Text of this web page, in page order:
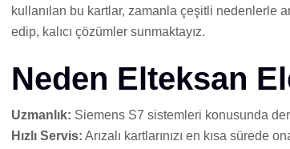
kullanılan bu kartlar, zamanla çeşitli nedenlerle
edip, kalıcı çözümler sunmaktayız.
Neden Elteksan
Uzmanlık: Siemens S7 sistemleri konusunda
Hızlı Servis: Arızalı kartlarınızı en kısa sürede